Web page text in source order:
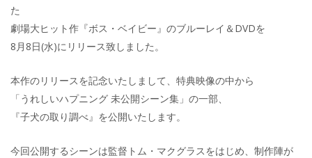
た
劇場大ヒット作『ボス・ベイビー』のブルーレイ＆DVDを
8月8日(水)にリリース致しました。
本作のリリースを記念いたしまして、特典映像の中から
「うれしいハプニング 未公開シーン集」の一部、
『子犬の取り調べ』を公開いたします。
今回公開するシーンは監督トム・マクグラスをはじめ、制作陣が